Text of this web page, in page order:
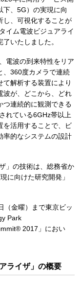
下、5G）の実現に向
し、可視化することが
イム電波ビジュアライ
いたしました。
電波の到来特性をリア
、360度カメラで連続
解析する装置により
波が、どこから、どれ
つ連続的に観測できる
れている6GHz帯以上
を活用することで、ビ
率的なシステムの設計
」の技術は、総務省か
に向けた研究開発」
（金曜）まで東京ビッ
Park
2017」におい
ライザ」の概要